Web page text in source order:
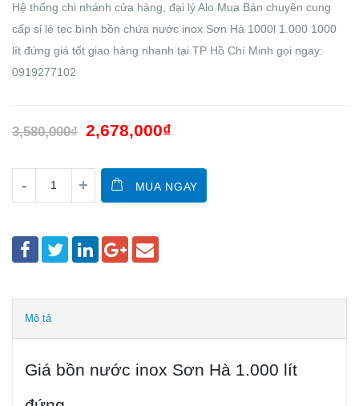
Hệ thống chi nhánh cửa hàng, đại lý Alo Mua Bán chuyên cung
cấp sỉ lẻ tẹc bình bồn chứa nước inox Sơn Hà 1000l 1.000 1000
lít đứng giá tốt giao hàng nhanh tại TP Hồ Chí Minh gọi ngay:
0919277102
3,580,000₫ 2,678,000₫
MUA NGAY
Mô tả
Giá bồn nước inox Sơn Hà 1.000 lít